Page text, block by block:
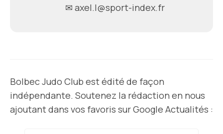
✉ axel.l@sport-index.fr
Bolbec Judo Club est édité de façon
indépendante. Soutenez la rédaction en nous
ajoutant dans vos favoris sur Google Actualités :